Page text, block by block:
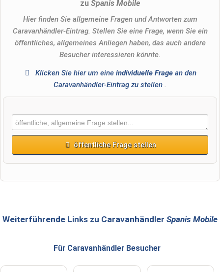
zu Spanis Mobile
Hier finden Sie allgemeine Fragen und Antworten zum
Caravanhändler-Eintrag. Stellen Sie eine Frage, wenn Sie ein
öffentliches, allgemeines Anliegen haben, das auch andere
Besucher interessieren könnte.
Klicken Sie hier um eine individuelle Fragean den
Caravanhändler-Eintrag zu stellen .
öffentliche Frage stellen
E-Mail-Adresse (wird nicht veröffentlicht)
Weiterführende Links zu Caravanhändler Spanis Mobile
Für Caravanhändler Besucher